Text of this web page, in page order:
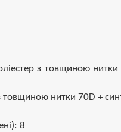
з товщиною
нитки 70D +
8